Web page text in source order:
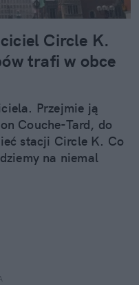
Circle K.
trafi w obce
Przejmie ją
Couche-Tard, do
stacji Circle K. Co
na niemal